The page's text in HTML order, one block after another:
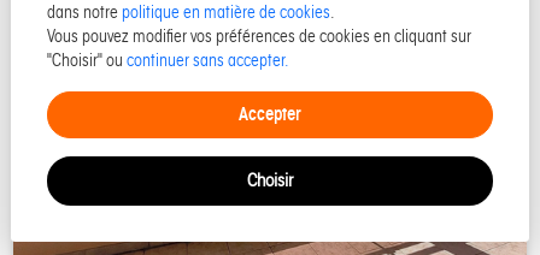
dans notre politique en matière de cookies.
Vous pouvez modifier vos préférences de cookies en cliquant sur
"Choisir" ou continuer sans accepter.
Accepter
Choisir